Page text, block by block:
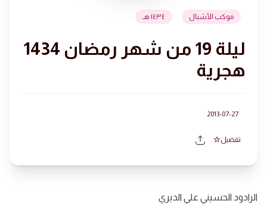
موكب الأشبال ١٤٣٤ هـ
ليلة 19 من شهر رمضان 1434
هجرية
2013-07-27
تفضيل
الرادود الحسيني علي الديري